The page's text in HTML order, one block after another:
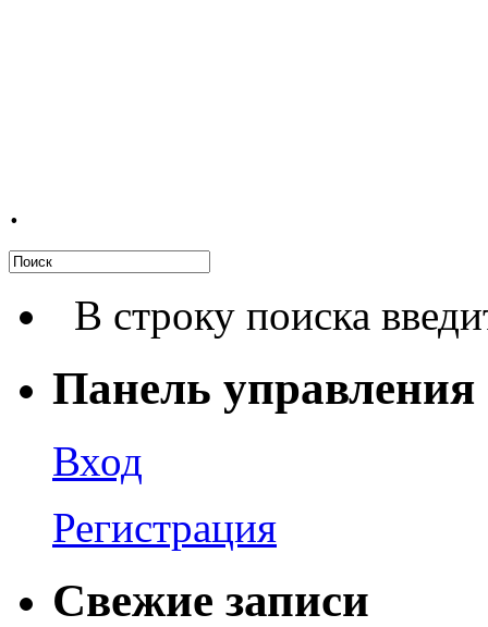
.
В строку поиска
Панель управления
Вход
Регистрация
Свежие записи